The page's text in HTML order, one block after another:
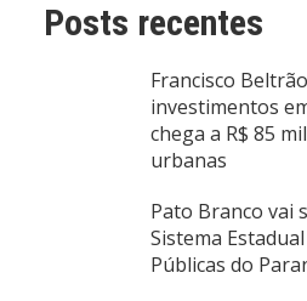
Posts recentes
Francisco
investimentos
chega a R$ 85
urbanas
Pato Branco vai
Sistema
Públicas do